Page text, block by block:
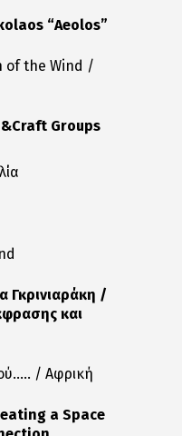
“Aeolos”
of the Wind /
Groups
Γκρινιαράκη /
και
/ Αφρική
a Space